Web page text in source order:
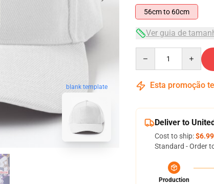
blank template
56cm to 60cm
Ver guia de
Esta promoção
Deliver to
Cost to ship:$6.99
Standard - Order
Production